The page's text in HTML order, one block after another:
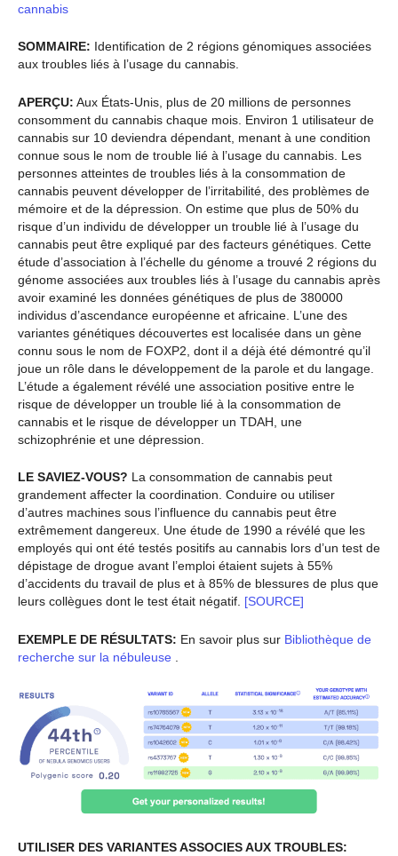
cannabis
SOMMAIRE: Identification de 2 régions génomiques associées
aux troubles liés à l’usage du cannabis.
APERÇU: Aux États-Unis, plus de 20 millions de personnes
consomment du cannabis chaque mois. Environ 1 utilisateur de
cannabis sur 10 deviendra dépendant, menant à une condition
connue sous le nom de trouble lié à l’usage du cannabis. Les
personnes atteintes de troubles liés à la consommation de
cannabis peuvent développer de l’irritabilité, des problèmes de
mémoire et de la dépression. On estime que plus de 50% du
risque d’un individu de développer un trouble lié à l’usage du
cannabis peut être expliqué par des facteurs génétiques. Cette
étude d’association à l’échelle du génome a trouvé 2 régions du
génome associées aux troubles liés à l’usage du cannabis après
avoir examiné les données génétiques de plus de 380000
individus d’ascendance européenne et africaine. L’une des
variantes génétiques découvertes est localisée dans un gène
connu sous le nom de FOXP2, dont il a déjà été démontré qu’il
joue un rôle dans le développement de la parole et du langage.
L’étude a également révélé une association positive entre le
risque de développer un trouble lié à la consommation de
cannabis et le risque de développer un TDAH, une
schizophrénie et une dépression.
LE SAVIEZ-VOUS? La consommation de cannabis peut
grandement affecter la coordination. Conduire ou utiliser
d’autres machines sous l’influence du cannabis peut être
extrêmement dangereux. Une étude de 1990 a révélé que les
employés qui ont été testés positifs au cannabis lors d’un test de
dépistage de drogue avant l’emploi étaient sujets à 55%
d’accidents du travail de plus et à 85% de blessures de plus que
leurs collègues dont le test était négatif. [SOURCE]
EXEMPLE DE RÉSULTATS: En savoir plus sur Bibliothèque de
recherche sur la nébuleuse
UTILISER DES VARIANTES ASSOCIES AUX TROUBLES: